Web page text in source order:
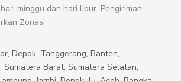
minggu dan hari libur. Pengiriman
Zonasi
Depok, Tanggerang, Banten,
Sumatera Barat, Sumatera Selatan,